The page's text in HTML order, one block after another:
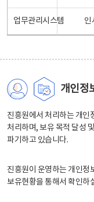
업무관리시스템 인
개인정
진흥원에서 처리하는 개인
처리하며, 보유 목적 달성
파기하고 있습니다.
진흥원이 운영하는 개인정
보유현황을 통해서 확인하